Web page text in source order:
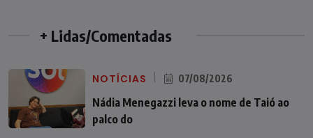
+ Lidas/Comentadas
NOTÍCIAS 07/08/2026
Nádia Menegazzi leva o nome de Taió ao
palco do